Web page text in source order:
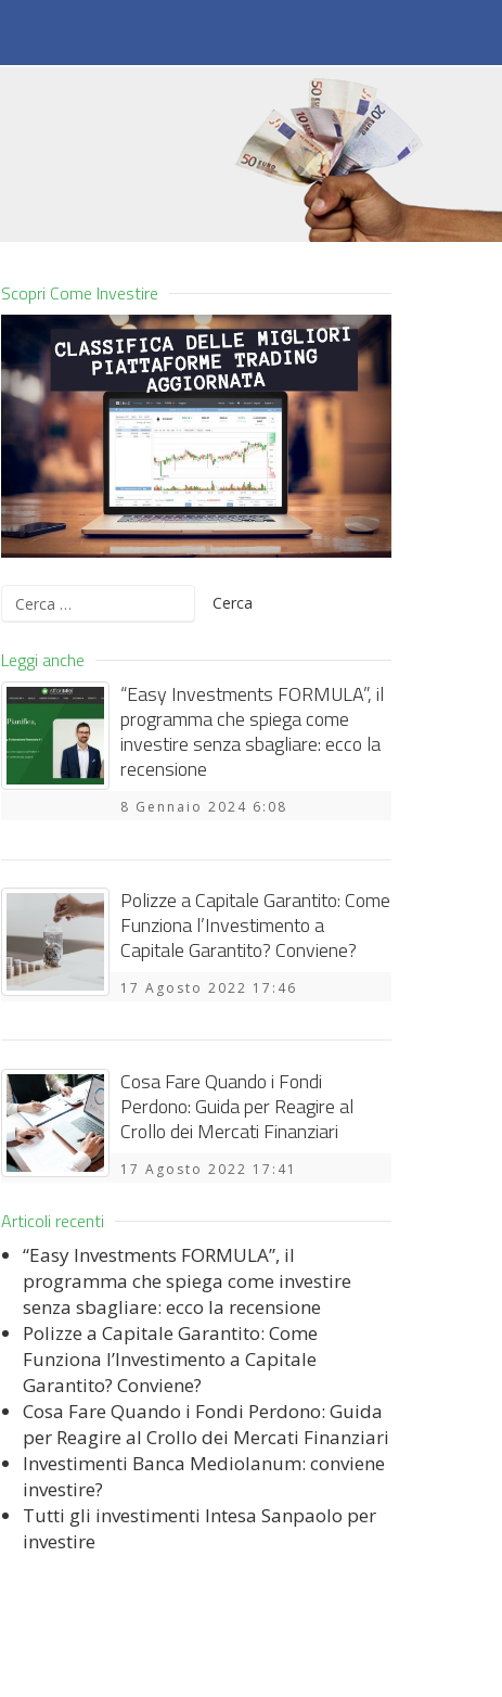
Scopri Come Investire
Ricerca
Leggi anche
“Easy Investments FORMULA”, il
programma che spiega come
investire senza sbagliare: ecco la
recensione
8 Gennaio 2024 6:08
Polizze a Capitale Garantito: Come
Funziona l’Investimento a
Capitale Garantito? Conviene?
17 Agosto 2022 17:46
Cosa Fare Quando i Fondi
Perdono: Guida per Reagire al
Crollo dei Mercati Finanziari
17 Agosto 2022 17:41
Articoli recenti
“Easy Investments FORMULA”, il
programma che spiega come investire
senza sbagliare: ecco la recensione
Polizze a Capitale Garantito: Come
Funziona l’Investimento a Capitale
Garantito? Conviene?
Cosa Fare Quando i Fondi Perdono: Guida
per Reagire al Crollo dei Mercati Finanziari
Investimenti Banca Mediolanum: conviene
investire?
Tutti gli investimenti Intesa Sanpaolo per
investire